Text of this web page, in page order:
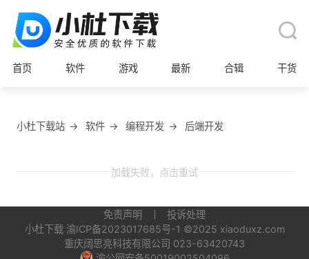
首页 软件 游戏 最新 合辑 干货
小杜下载站 → 软件 → 编程开发 → 后端开发
加载失败，点击重试
免责声明
投诉处理
小杜下载 渝ICP备2023017685号-1 ©2025 xiaoduxz.com
重庆阔思亮科技有限公司 023-63420743